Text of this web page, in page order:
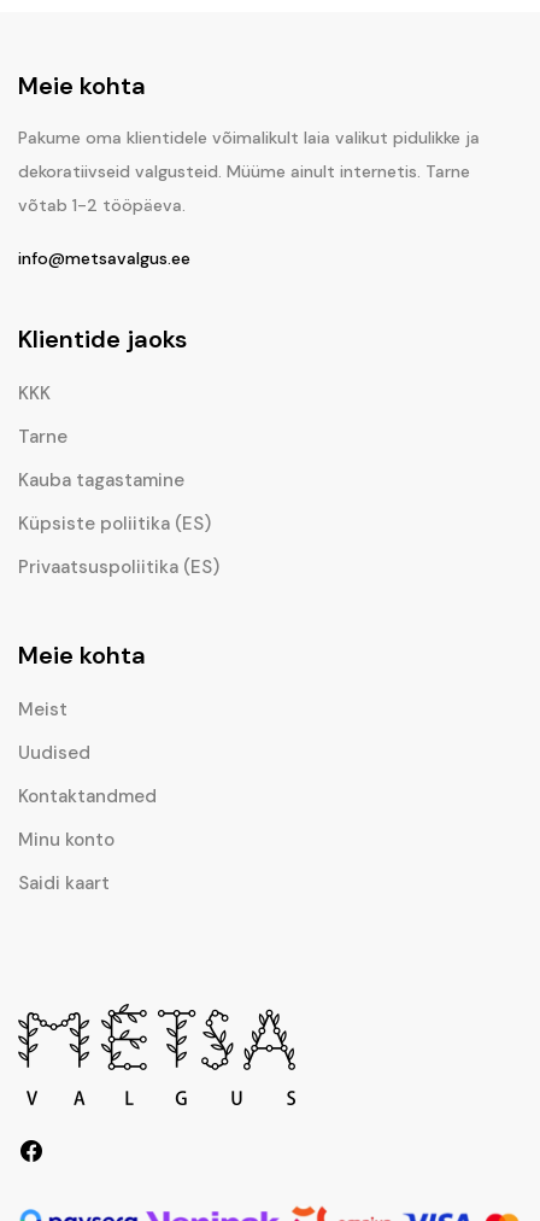
Meie kohta
Pakume oma klientidele võimalikult laia valikut pidulikke ja
dekoratiivseid valgusteid. Müüme ainult internetis. Tarne
võtab 1-2 tööpäeva.
info@metsavalgus.ee
Klientide jaoks
KKK
Tarne
Kauba tagastamine
Küpsiste poliitika (ES)
Privaatsuspoliitika (ES)
Meie kohta
Meist
Uudised
Kontaktandmed
Minu konto
Saidi kaart